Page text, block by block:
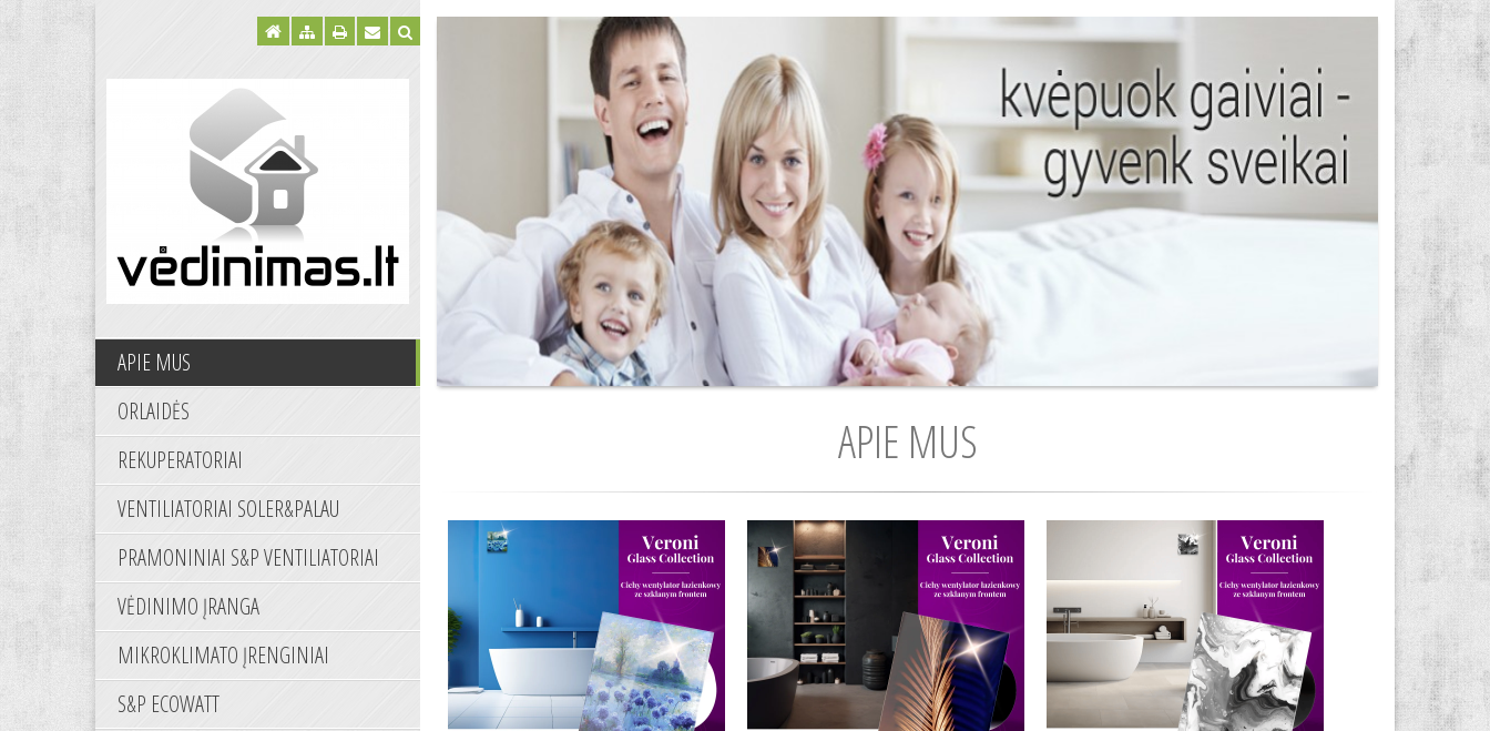
APIE MUS
ORLAIDĖS
REKUPERATORIAI
VENTILIATORIAI SOLER&PALAU
PRAMONINIAI S&P VENTILIATORIAI
VĖDINIMO ĮRANGA
MIKROKLIMATO ĮRENGINIAI
S&P ECOWATT
APIE MUS